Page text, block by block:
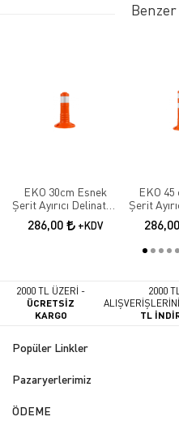
EKO 30cm Esnek
Şerit Ayırıcı Delinatör
Esnek Şerit Ayırıcı
286,00 +KDV
EKO 45
Şerit
286,00
2000 TL ÜZERİ -
ÜCRETSİZ
KARGO
2000
TL
Popüler Linkler
Pazaryerlerimiz
ÖDEME